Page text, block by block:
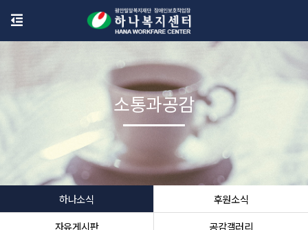
하나소식
후원소식
자유게시판
공감갤러리
소통과공감